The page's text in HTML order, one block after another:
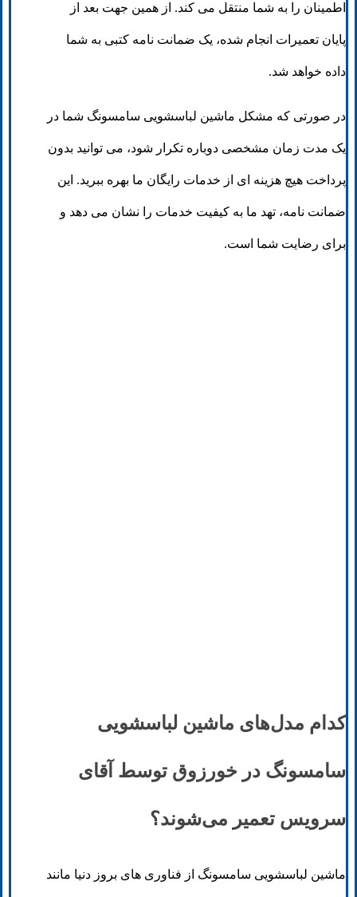
اطمینان را به شما منتقل می کند. از همین جهت بعد از
پایان تعمیرات انجام شده، یک ضمانت نامه کتبی به شما
داده خواهد شد.
در صورتی که مشکل ماشین لباسشویی سامسونگ شما در
یک مدت زمان مشخصی دوباره تکرار شود، می توانید بدون
پرداخت هیچ هزینه ای از خدمات رایگان ما بهره ببرید. این
ضمانت نامه، تهد ما به کیفیت خدمات را نشان می دهد و
برای رضایت شما است.
کدام مدل‌های ماشین لباسشویی
سامسونگ در خورزوق توسط آقای
سرویس تعمیر می‌شوند؟
ماشین لباسشویی سامسونگ از فناوری های بروز دنیا مانند